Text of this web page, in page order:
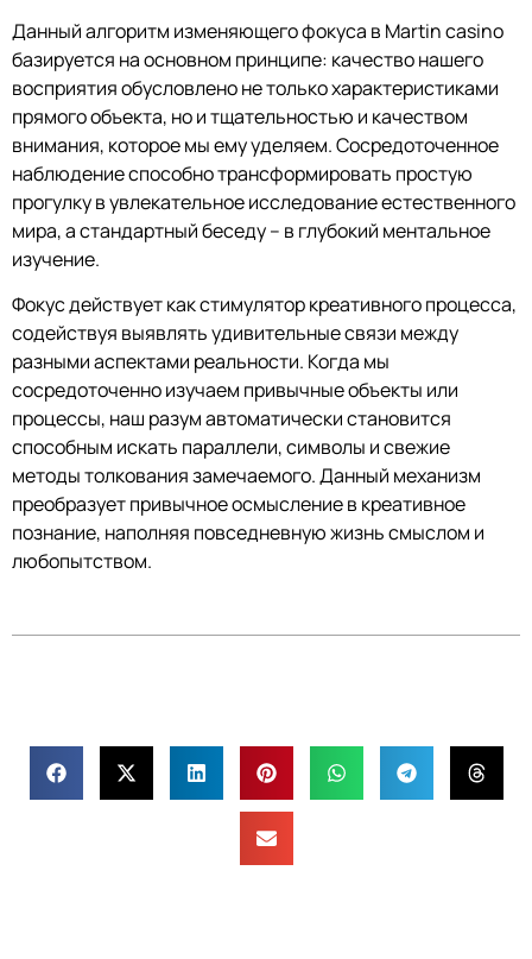
Данный алгоритм изменяющего фокуса в Martin casino
базируется на основном принципе: качество нашего
восприятия обусловлено не только характеристиками
прямого объекта, но и тщательностью и качеством
внимания, которое мы ему уделяем. Сосредоточенное
наблюдение способно трансформировать простую
прогулку в увлекательное исследование естественного
мира, а стандартный беседу – в глубокий ментальное
изучение.
Фокус действует как стимулятор креативного процесса,
содействуя выявлять удивительные связи между
разными аспектами реальности. Когда мы
сосредоточенно изучаем привычные объекты или
процессы, наш разум автоматически становится
способным искать параллели, символы и свежие
методы толкования замечаемого. Данный механизм
преобразует привычное осмысление в креативное
познание, наполняя повседневную жизнь смыслом и
любопытством.